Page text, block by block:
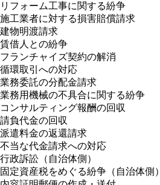
リフォーム工事に関する紛争
施工業者に対する損害賠償請求
建物明渡請求
賃借人との紛争
フランチャイズ契約の解消
循環取引への対応
業務委託の分配金請求
業務用機械の不具合に関する紛争
コンサルティング報酬の回収
請負代金の回収
派遣料金の返還請求
不当な代金請求への対応
行政訴訟（自治体側）
固定資産税をめぐる紛争（自治体側）